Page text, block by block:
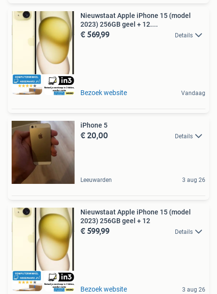
Nieuwstaat Apple iPhone 15 (model
2023) 256GB geel + 12....
€ 569,99 Details
Bezoek website Vandaag
iPhone 5
€ 20,00 Details
Leeuwarden 3 aug 26
Nieuwstaat Apple iPhone 15 (model
2023) 256GB geel + 12
€ 599,99 Details
Bezoek website 3 aug 26